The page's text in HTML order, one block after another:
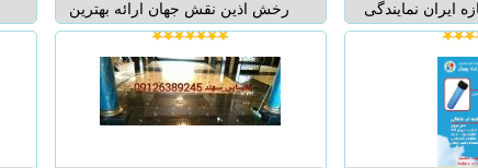
ایران نمایندگی
امارات وارد
کننده تایل 60*60 و شاسی کلیک
محصولات برنا
تاچارا، بالاتر
رخش اذین نقش جهان ارائه بهترین
وتنوع ترین طرح های مدرن روزوتولید
pvcبا بهترین کیفیت ممکن و با رنگ
بندی های منحصر به فردو با بهترین
مهندسان مجرب و تولید این محصول با
قابلیت بالا قابل شستشو ودوام بال...